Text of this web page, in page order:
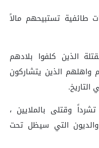
طائفية تستبيحهم مالاً
الذين كلفوا بلادهم
واهلهم الذين يتشاركون
وقتلى بالملايين ،
التي سيظل تحت